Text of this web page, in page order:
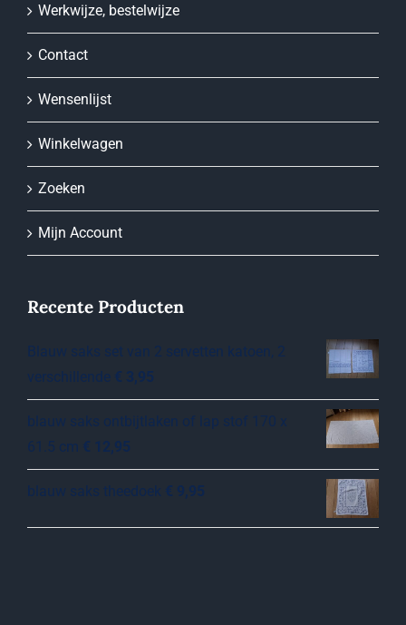
Werkwijze, bestelwijze
Contact
Wensenlijst
Winkelwagen
Zoeken
Mijn Account
Recente Producten
Blauw saks set van 2 servetten katoen, 2
verschillende € 3,95
blauw saks ontbijtlaken of lap stof 170 x
61.5 cm € 12,95
blauw saks theedoek € 9,95